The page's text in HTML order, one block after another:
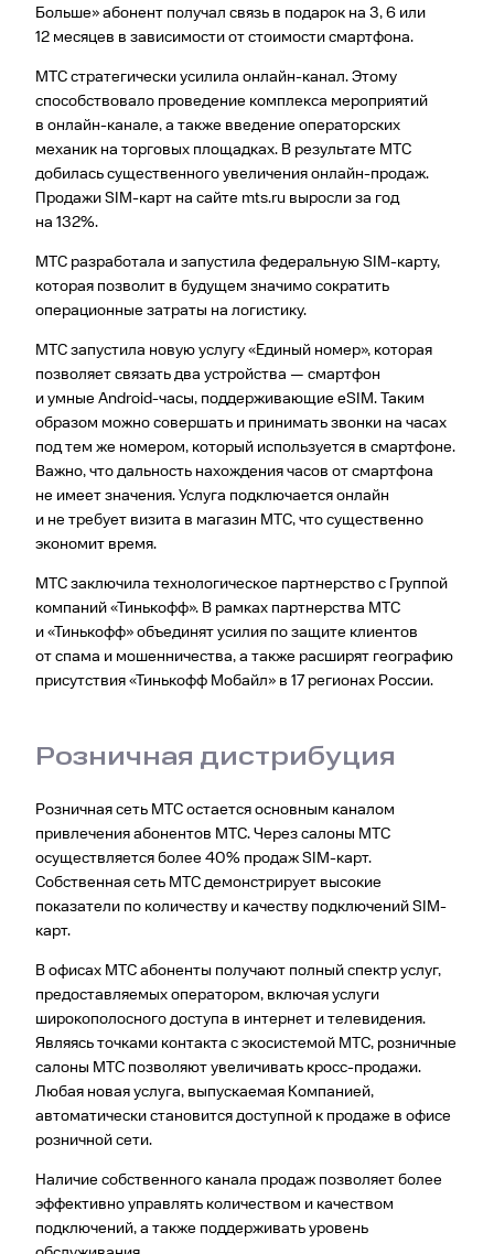
Больше» абонент получал связь в подарок на 3, 6 или
12 месяцев в зависимости от стоимости смартфона.
МТС стратегически усилила онлайн-канал. Этому
способствовало проведение комплекса мероприятий
в онлайн-канале, а также введение операторских
механик на торговых площадках. В результате МТС
добилась существенного увеличения онлайн-продаж.
Продажи SIM-карт на сайте mts.ru выросли за год
на 132%.
МТС разработала и запустила федеральную SIM-карту,
которая позволит в будущем значимо сократить
операционные затраты на логистику.
МТС запустила новую услугу «Единый номер», которая
позволяет связать два устройства — смартфон
и умные Android-часы, поддерживающие eSIM. Таким
образом можно совершать и принимать звонки на часах
под тем же номером, который используется в смартфоне.
Важно, что дальность нахождения часов от смартфона
не имеет значения. Услуга подключается онлайн
и не требует визита в магазин МТС, что существенно
экономит время.
МТС заключила технологическое партнерство с Группой
компаний «Тинькофф». В рамках парт­нерства МТС
и «Тинькофф» объединят усилия по защите клиентов
от спама и мошенничества, а также расширят географию
присутствия «Тинькофф Мобайл» в 17 регионах России.
Розничная дистрибуция
Розничная сеть МТС остается основным каналом
привлечения абонентов МТС. Через салоны МТС
осуществляется более 40% продаж SIM-карт.
Собственная сеть МТС демонстрирует высокие
показатели по количеству и качеству подключений SIM-
карт.
В офисах МТС абоненты получают полный спектр услуг,
предоставляемых оператором, включая услуги
широкополосного доступа в интернет и телевидения.
Являясь точками контакта с экосистемой МТС, розничные
салоны МТС позволяют увеличивать кросс-продажи.
Любая новая услуга, выпускаемая Компанией,
автоматически становится доступной к продаже в офисе
розничной сети.
Наличие собственного канала продаж позволяет более
эффективно управлять количеством и качеством
подключений, а также поддерживать уровень